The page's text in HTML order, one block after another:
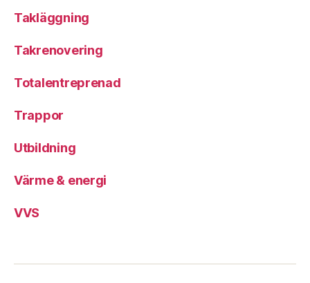
Takläggning
Takrenovering
Totalentreprenad
Trappor
Utbildning
Värme & energi
VVS